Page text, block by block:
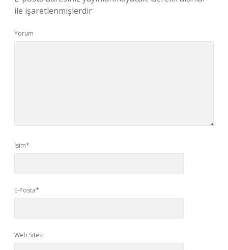
ile işaretlenmişlerdir
Yorum
İsim*
E-Posta*
Web Sitesi